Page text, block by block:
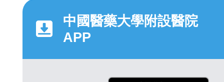
中國醫藥大學附設醫院
APP